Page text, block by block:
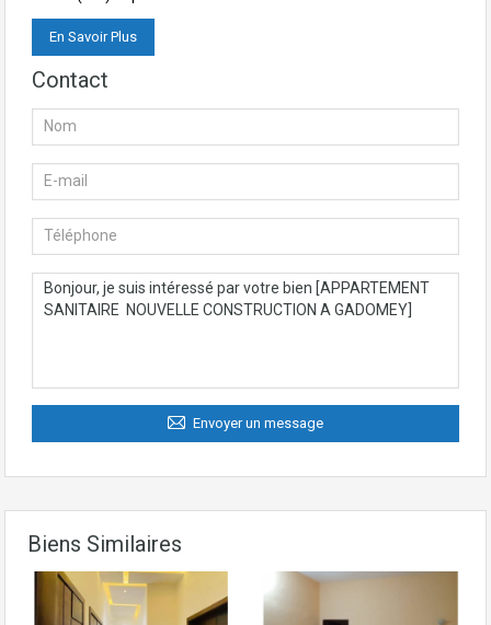
En Savoir Plus
Contact
Envoyer un message
Biens Similaires